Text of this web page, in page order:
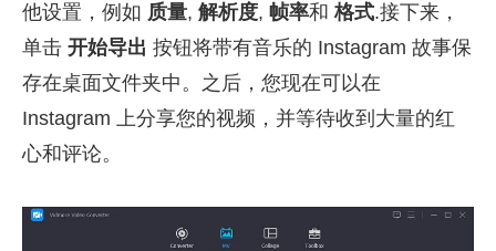
他设置，例如 质量, 解析度, 帧率和格式.接下来，
单击 开始导出 按钮将带有音乐的 Instagram 故事保
存在桌面文件夹中。之后，您现在可以在
Instagram 上分享您的视频，并等待收到大量的红
心和评论。